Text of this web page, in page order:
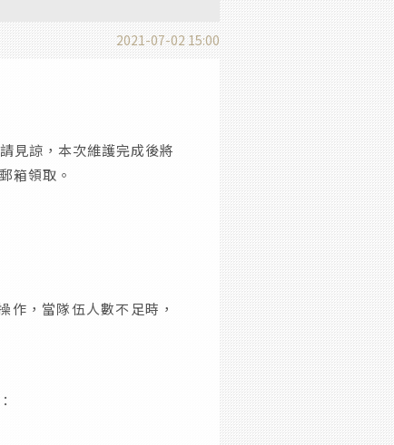
2021-07-02 15:00
見諒，本次維護完成後將
箱領取。
，當隊伍人數不足時，